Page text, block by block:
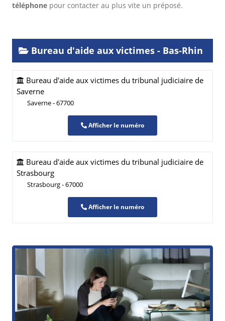
téléphone pour contacter au plus vite un préposé.
Bureau d'aide aux victimes - Bas-Rhin
Bureau d'aide aux victimes du tribunal judiciaire de
Saverne
Saverne - 67700
Afficher le numéro
Bureau d'aide aux victimes du tribunal judiciaire de
Strasbourg
Strasbourg - 67000
Afficher le numéro